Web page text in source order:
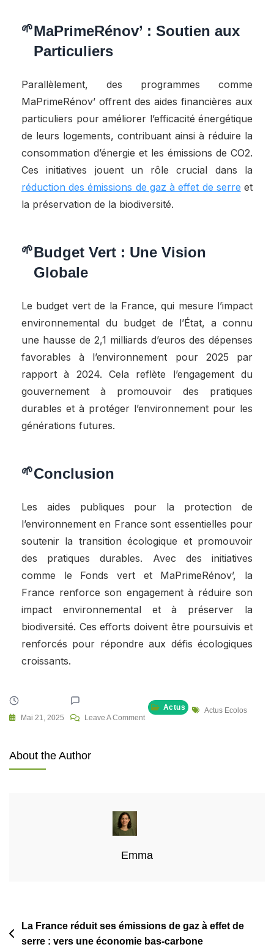
MaPrimeRénov’ : Soutien aux
Particuliers
Parallèlement, des programmes comme
MaPrimeRénov’ offrent des aides financières aux
particuliers pour améliorer l’efficacité énergétique
de leurs logements, contribuant ainsi à réduire la
consommation d’énergie et les émissions de CO2.
Ces initiatives jouent un rôle crucial dans la
réduction des émissions de gaz à effet de serre et
la préservation de la biodiversité.
Budget Vert : Une Vision
Globale
Le budget vert de la France, qui mesure l’impact
environnemental du budget de l’État, a connu
une hausse de 2,1 milliards d’euros des dépenses
favorables à l’environnement pour 2025 par
rapport à 2024. Cela reflète l’engagement du
gouvernement à promouvoir des pratiques
durables et à protéger l’environnement pour les
générations futures.
Conclusion
Les aides publiques pour la protection de
l’environnement en France sont essentielles pour
soutenir la transition écologique et promouvoir
des pratiques durables. Avec des initiatives
comme le Fonds vert et MaPrimeRénov’, la
France renforce son engagement à réduire son
impact environnemental et à préserver la
biodiversité. Ces efforts doivent être poursuivis et
renforcés pour répondre aux défis écologiques
croissants.
Mai 21, 2025 Leave A CommentOn
Actus Tags
Actus Ecolos
About the Author
Emma
Navigation
La France réduit ses émissions de gaz à effet de
serre : vers une économie bas-carbone